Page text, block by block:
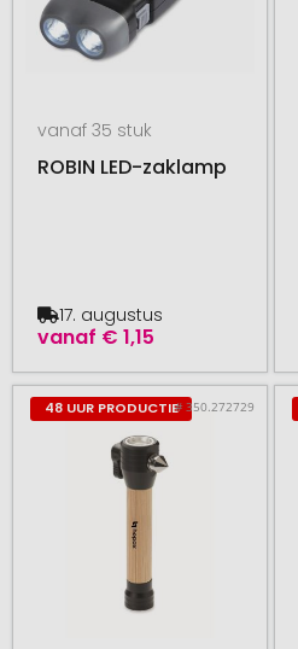
vanaf 35 stuk
ROBIN LED-zaklamp
vanaf € 1,15
17. augustus
48 UUR PRODUCTIE# 350.272729